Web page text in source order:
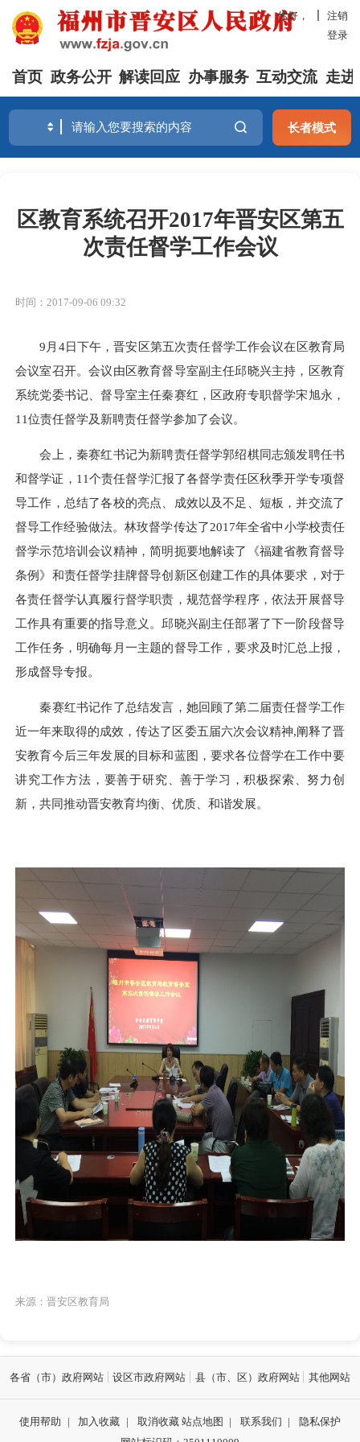
你好，
注销
登录
首页 政务公开 解读回应 办事服务 互动交流 走进
长者模式
区教育系统召开2017年晋安区第五
次责任督学工作会议
时间：2017-09-06 09:32
9月4日下午，晋安区第五次责任督学工作会议在区教育局
会议室召开。会议由区教育督导室副主任邱晓兴主持，区教育
系统党委书记、督导室主任秦赛红，区政府专职督学宋旭永，
11位责任督学及新聘责任督学参加了会议。
会上，秦赛红书记为新聘责任督学郭绍棋同志颁发聘任书
和督学证，11个责任督学汇报了各督学责任区秋季开学专项督
导工作，总结了各校的亮点、成效以及不足、短板，并交流了
督导工作经验做法。林玫督学传达了2017年全省中小学校责任
督学示范培训会议精神，简明扼要地解读了《福建省教育督导
条例》和责任督学挂牌督导创新区创建工作的具体要求，对于
各责任督学认真履行督学职责，规范督学程序，依法开展督导
工作具有重要的指导意义。邱晓兴副主任部署了下一阶段督导
工作任务，明确每月一主题的督导工作，要求及时汇总上报，
形成督导专报。
秦赛红书记作了总结发言，她回顾了第二届责任督学工作
近一年来取得的成效，传达了区委五届六次会议精神,阐释了晋
安教育今后三年发展的目标和蓝图，要求各位督学在工作中要
讲究工作方法，要善于研究、善于学习，积极探索、努力创
新，共同推动晋安教育均衡、优质、和谐发展。
来源：晋安区教育局
各省（市）政府网站 设区市政府网站 县（市、区）政府网站 其他网站
使用帮助 | 加入收藏 | 取消收藏 站点地图 | 联系我们 |
隐私保护